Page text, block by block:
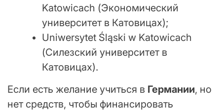
Katowicach (Экономический
университет в Катовицах);
Uniwersytet Śląski w Katowicach
(Силезский университет в
Катовицах).
Если есть желание учиться в Германии, но
нет средств, чтобы финансировать